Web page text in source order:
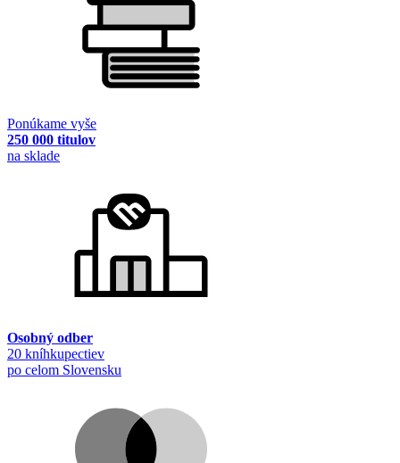
Ponúkame vyše
250 000 titulov
na sklade
Osobný odber
20 kníhkupectiev
po celom Slovensku